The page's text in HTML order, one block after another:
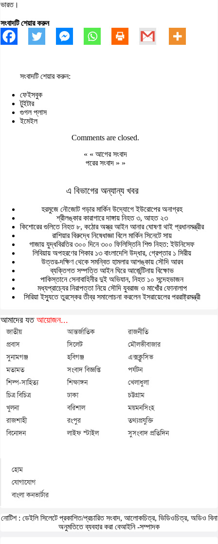
ভারত।
সংবাদটি শেয়ার করুন
সংবাদটি শেয়ার করুন:
ফেইসবুক
টুইটার
গুগল প্লাস
ইমেইল
Comments are closed.
« « আগের সংবাদ
পরের সংবাদ » »
এ বিভাগের অন্যান্য খবর
হরমুজে নৌজোট গড়ার মার্কিন উদ্যোগে ইউরোপের অনাগ্রহ
শ্রীলঙ্কার কারাগারে দাঙ্গায় নিহত ৩, আহত ২৩
কিশোরের গুলিতে নিহত ৮, কঠোর অস্ত্র আইন আনার ঘোষণা থাই প্রধানমন্ত্রীর
রাশিয়ার বিরুদ্ধে নিষেধাজ্ঞা বিলে মার্কিন সিনেটে সায়
গাজায় যুদ্ধবিরতির ৩০০ দিনে ৩০০ ফিলিস্তিনি শিশু নিহত: ইউনিসেফ
লিবিয়ায় অপহরণের শিকার ১৩ বাংলাদেশি উদ্ধার, গ্রেপ্তার ১ সিরীয়
উত্তর-দক্ষিণ থেকে সমন্বিত হামলার আশঙ্কায় সৌদি আরব
ব্যক্তিগত সম্পত্তি আইন ঘিরে আর্জেন্টিনায় বিক্ষোভ
পাকিস্তানে সেনাবাহিনীর দুই অভিযান, নিহত ১০ সন্দেহভাজন
মধ্যপ্রাচ্যের নিরাপত্তা নিয়ে সৌদি যুবরাজ ও মাখোঁর ফোনালাপ
সিরিয়া ইস্যুতে তুরস্কের তীব্র সমালোচনা করলেন ইসরায়েলের পররাষ্ট্রমন্ত্রী
আমাদের যত আয়োজন...
জাতীয় আন্তর্জাতিক
রাজনীতি
প্রবাস
সিলেট
মৌলভীবাজার
সুনামগঞ্জ
হবিগঞ্জ
এক্সক্লুসিভ
মতামত
সংবাদ বিজ্ঞপ্তি
পর্যটন
শিল্প-সাহিত্য
শিক্ষাঙ্গন
খেলাধুলা
চিত্র বিচিত্র
ঢাকা
চট্টগ্রাম
খুলনা
বরিশাল
ময়মনসিংহ
রাজশাহী
রংপুর
তথ্যপ্রযুক্তি
বিনোদন
লাইফ স্টাইল সুসংবাদ প্রতিদিন
হোম
যোগাযোগ
বাংলা কনভার্টার
নোটিশ : ডেইলি সিলেটে প্রকাশিত/প্রচারিত সংবাদ, আলোকচিত্র, ভিডিওচিত্র, অডিও বিনা
অনুমতিতে ব্যবহার করা বেআইনি -সম্পাদক